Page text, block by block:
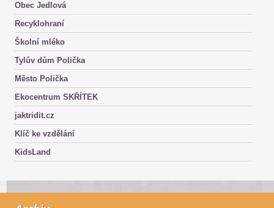
Obec Jedlová
Recyklohraní
Školní mléko
Tylův dům Polička
Město Polička
Ekocentrum SKŘÍTEK
jaktridit.cz
Klíč ke vzdělání
KidsLand